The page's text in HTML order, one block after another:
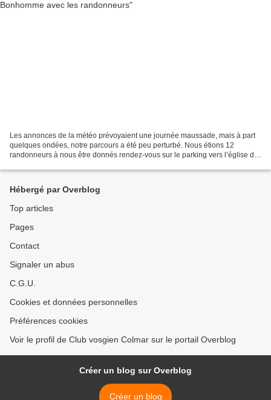
Les annonces de la météo prévoyaient une journée maussade, mais à part
quelques ondées, notre parcours a été peu perturbé. Nous étions 12
randonneurs à nous être donnés rendez-vous sur le parking vers l’église de
Hébergé par Overblog
Top articles
Pages
Contact
Signaler un abus
C.G.U.
Cookies et données personnelles
Préférences cookies
Voir le profil de Club vosgien Colmar sur le portail Overblog
Créer un blog sur Overblog
Créer un blog